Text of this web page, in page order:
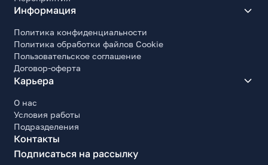
Информация
Политика конфиденциальности
Политика обработки файлов Cookie
Пользовательское соглашение
Договор-оферта
Карьера
О нас
Условия работы
Подразделения
Контакты
Подписаться на рассылку